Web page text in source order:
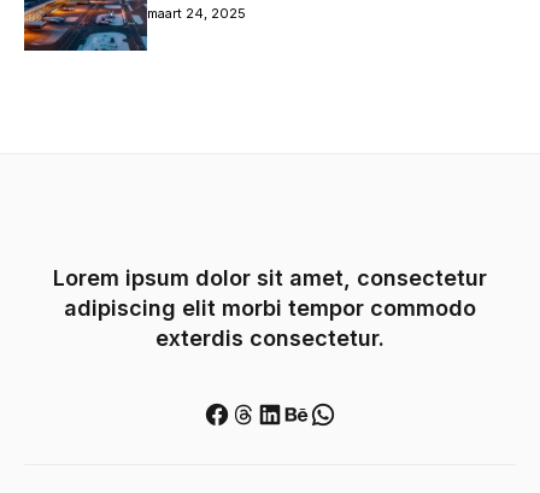
maart 24, 2025
Lorem ipsum dolor sit amet, consectetur
adipiscing elit morbi tempor commodo
exterdis consectetur.
Facebook
Threads
LinkedIn
Behance
WhatsApp